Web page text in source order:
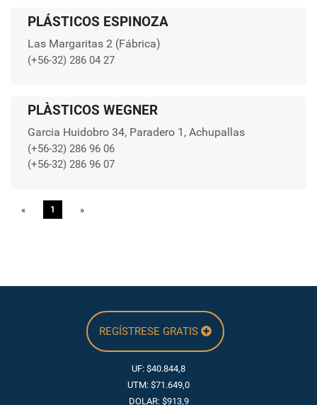
PLÁSTICOS ESPINOZA
Las Margaritas 2 (Fábrica)
(+56-32) 286 04 27
PLÀSTICOS WEGNER
Garcia Huidobro 34, Paradero 1, Achupallas
(+56-32) 286 96 06
(+56-32) 286 96 07
« Previous
1 »
REGÍSTRESE GRATIS
UF: $40.844,8
UTM: $71.649,0
DOLAR: $913,9